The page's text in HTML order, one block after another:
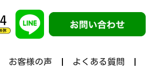
お客様の声 よくある質問